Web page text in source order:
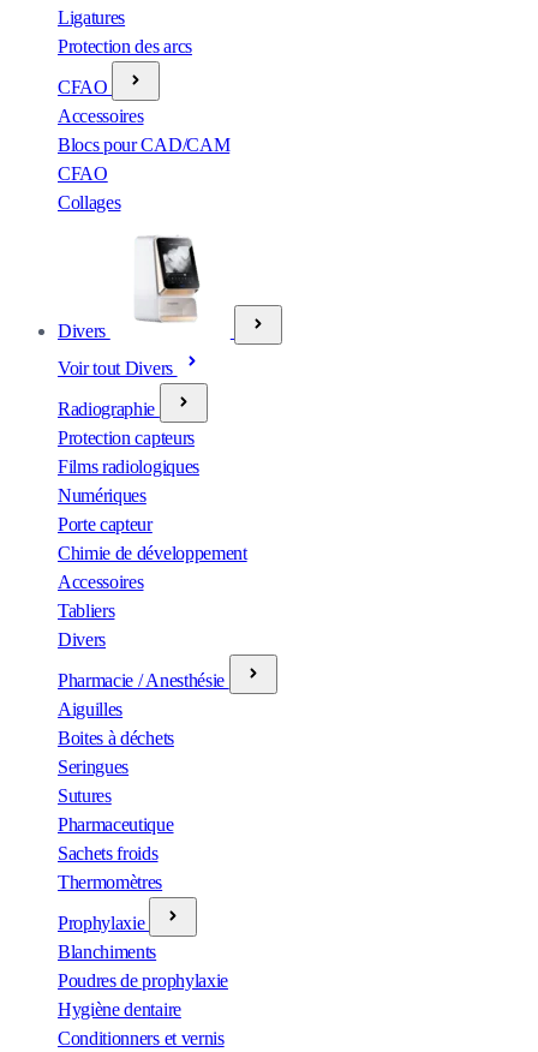
Ligatures
Protection des arcs
CFAO
Accessoires
Blocs pour CAD/CAM
CFAO
Collages
Divers
Voir tout Divers
Radiographie
Protection capteurs
Films radiologiques
Numériques
Porte capteur
Chimie de développement
Accessoires
Tabliers
Divers
Pharmacie / Anesthésie
Aiguilles
Boites à déchets
Seringues
Sutures
Pharmaceutique
Sachets froids
Thermomètres
Prophylaxie
Blanchiments
Poudres de prophylaxie
Hygiène dentaire
Conditionners et vernis